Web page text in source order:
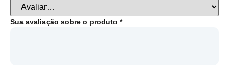
Sua avaliação sobre o produto *